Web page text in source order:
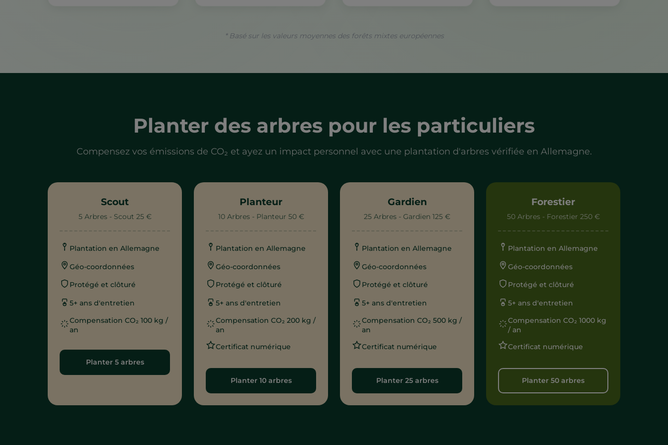
* Basé sur les valeurs moyennes des forêts mixtes européennes
Planter des arbres pour les particuliers
Compensez vos émissions de CO₂ et ayez un impact personnel avec une plantation d'arbres vérifiée en Allemagne.
Scout
5 Arbres - Scout 25 €
Plantation en Allemagne
Géo-coordonnées
Protégé et clôturé
5+ ans d'entretien
Compensation CO₂ 100 kg /
an
Planter 5 arbres
Planteur
10 Arbres - Planteur 50 €
Plantation en Allemagne
Géo-coordonnées
Protégé et clôturé
5+ ans d'entretien
Compensation CO₂ 200 kg /
an
Certificat numérique
Planter 10 arbres
Gardien
25 Arbres - Gardien 125 €
Plantation en Allemagne
Géo-coordonnées
Protégé et clôturé
5+ ans d'entretien
Compensation CO₂ 500 kg /
an
Certificat numérique
Planter 25 arbres
Forestier
50 Arbres - Forestier 250 €
Plantation en Allemagne
Géo-coordonnées
Protégé et clôturé
5+ ans d'entretien
Compensation CO₂ 1000 kg
/ an
Certificat numérique
Planter 50 arbres